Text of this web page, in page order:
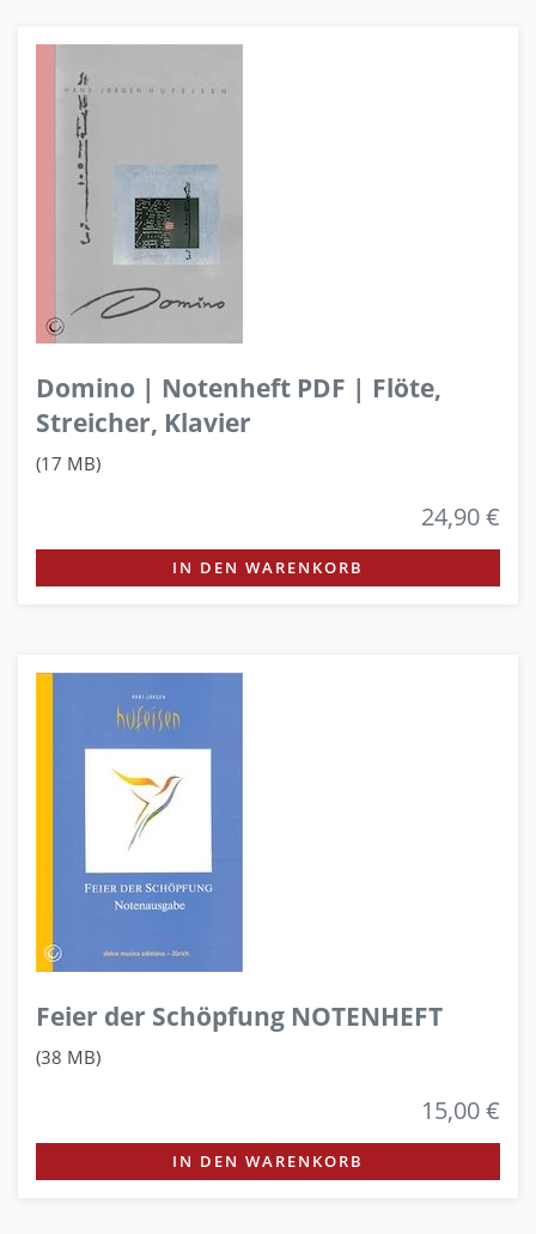
Domino | Notenheft PDF | Flöte,
Streicher, Klavier
(17 MB)
24,90 €
IN DEN WARENKORB
Feier der Schöpfung NOTENHEFT
(38 MB)
15,00 €
IN DEN WARENKORB